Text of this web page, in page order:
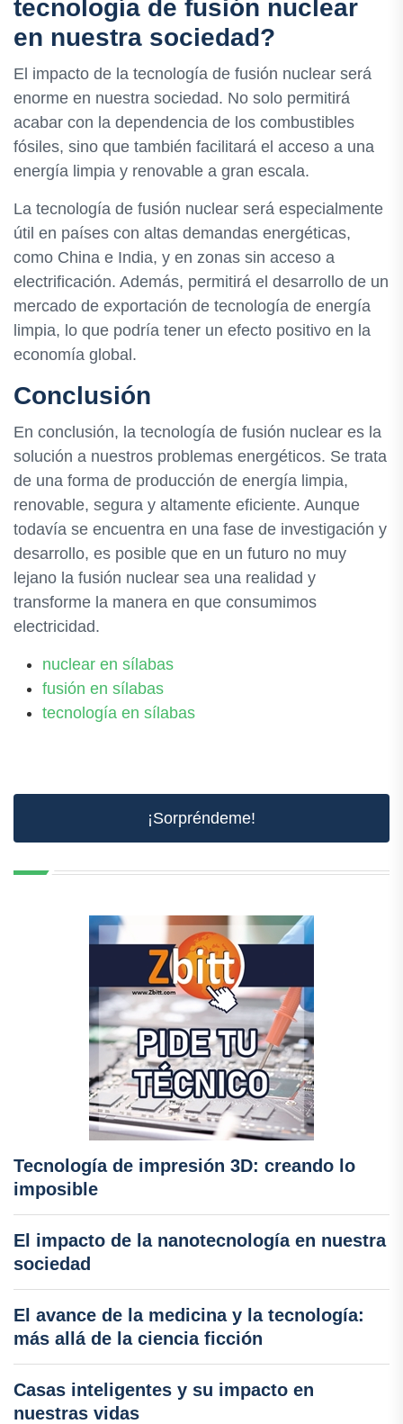
tecnología de fusión nuclear
en nuestra sociedad?
El impacto de la tecnología de fusión nuclear será
enorme en nuestra sociedad. No solo permitirá
acabar con la dependencia de los combustibles
fósiles, sino que también facilitará el acceso a una
energía limpia y renovable a gran escala.
La tecnología de fusión nuclear será especialmente
útil en países con altas demandas energéticas,
como China e India, y en zonas sin acceso a
electrificación. Además, permitirá el desarrollo de un
mercado de exportación de tecnología de energía
limpia, lo que podría tener un efecto positivo en la
economía global.
Conclusión
En conclusión, la tecnología de fusión nuclear es la
solución a nuestros problemas energéticos. Se trata
de una forma de producción de energía limpia,
renovable, segura y altamente eficiente. Aunque
todavía se encuentra en una fase de investigación y
desarrollo, es posible que en un futuro no muy
lejano la fusión nuclear sea una realidad y
transforme la manera en que consumimos
electricidad.
nuclear en sílabas
fusión en sílabas
tecnología en sílabas
¡Sorpréndeme!
Tecnología de impresión 3D: creando lo
imposible
El impacto de la nanotecnología en nuestra
sociedad
El avance de la medicina y la tecnología:
más allá de la ciencia ficción
Casas inteligentes y su impacto en
nuestras vidas